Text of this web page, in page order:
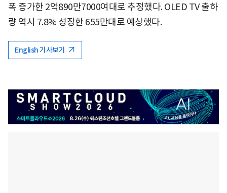
폭 증가한 2억890만7000여대로 추정했다. OLED TV 출하
량 역시 7.8% 성장한 655만대로 예상했다.
English 기사보기